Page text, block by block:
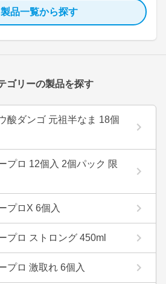
製品一覧から探す
ゴリーの製品を探す
酸ダンゴ 元祖半なま 18個
プロ 12個入 2個パック 限
プロX 6個入
プロ ストロング 450ml
プロ 激取れ 6個入